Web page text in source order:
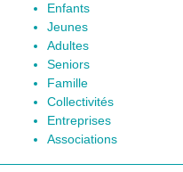
Enfants
Jeunes
Adultes
Seniors
Famille
Collectivités
Entreprises
Associations